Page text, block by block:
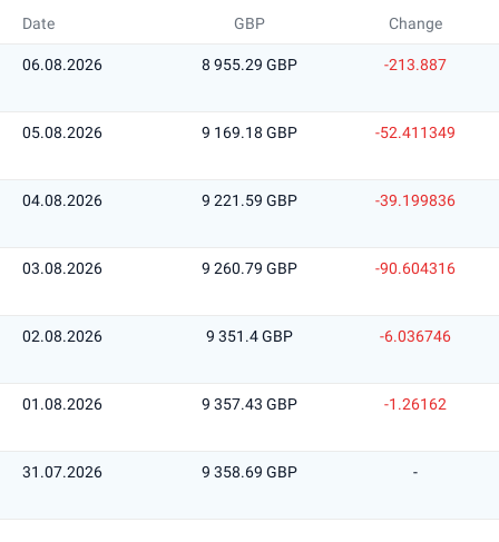
Date GBP Change
06.08.2026 8 955.29 GBP -213.887
05.08.2026 9 169.18 GBP -52.411349
04.08.2026 9 221.59 GBP -39.199836
03.08.2026 9 260.79 GBP -90.604316
02.08.2026 9 351.4 GBP -6.036746
01.08.2026 9 357.43 GBP -1.26162
31.07.2026 9 358.69 GBP -